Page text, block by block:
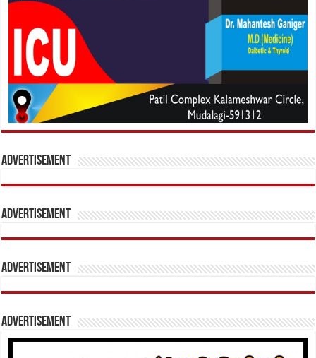
Advertisement
Advertisement
Advertisement
Advertisement